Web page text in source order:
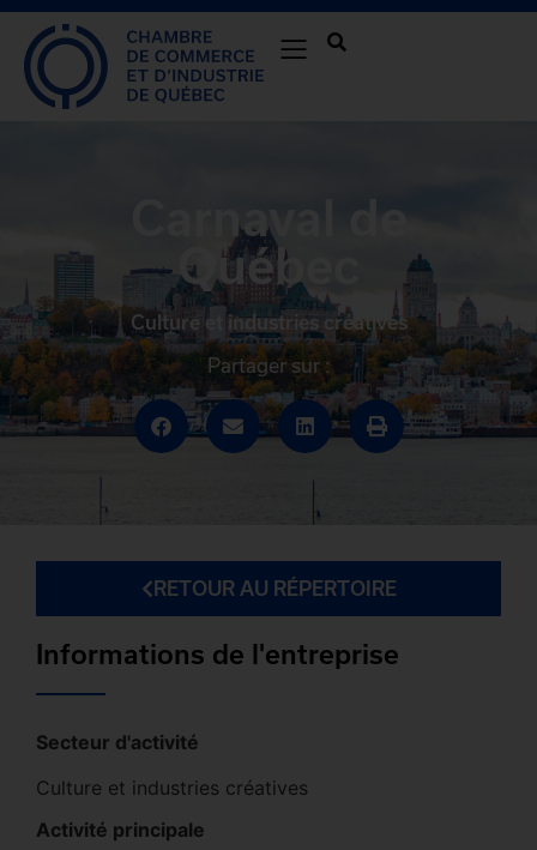
Carnaval de
Québec
Culture et industries créatives
Partager sur :
RETOUR AU RÉPERTOIRE
Informations de l'entreprise
Secteur d'activité
Culture et industries créatives
Activité principale